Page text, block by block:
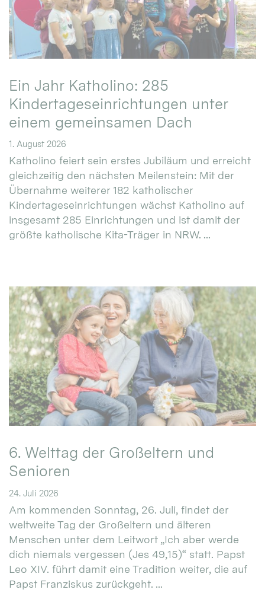
Ein Jahr Katholino: 285
Kindertageseinrichtungen unter
einem gemeinsamen Dach
1. August 2026
Katholino feiert sein erstes Jubiläum und erreicht
gleichzeitig den nächsten Meilenstein: Mit der
Übernahme weiterer 182 katholischer
Kindertageseinrichtungen wächst Katholino auf
insgesamt 285 Einrichtungen und ist damit der
größte katholische Kita-Träger in NRW. ...
6. Welttag der Großeltern und
Senioren
24. Juli 2026
Am kommenden Sonntag, 26. Juli, findet der
weltweite Tag der Großeltern und älteren
Menschen unter dem Leitwort „Ich aber werde
dich niemals vergessen (Jes 49,15)“ statt. Papst
Leo XIV. führt damit eine Tradition weiter, die auf
Papst Franziskus zurückgeht. ...